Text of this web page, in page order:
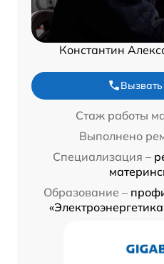
Константин
Стаж работы
Выполнено
Специализация –
Образование –